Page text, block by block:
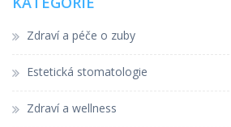
Zdraví a péče o zuby
Estetická stomatologie
Zdraví a wellness